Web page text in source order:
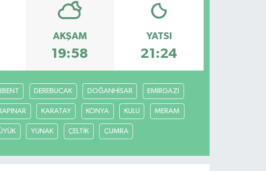
AKŞAM
19:58
YATSI
21:24
DEREBUCAK DOĞANHİSAR EMİRGAZİ
KARATAY KONYA KULU MERAM
YUNAK ÇELTİK ÇUMRA